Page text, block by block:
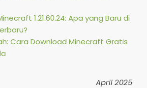
1.21.60.24: Apa yang Baru di
Cara Download Minecraft Gratis
April 2025